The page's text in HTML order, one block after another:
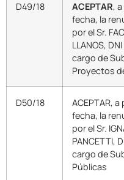
D49/18 ACEPTAR,
fecha, la
por el Sr.
LLANOS,
cargo de
Proyectos
D50/18
ACEPTAR,
fecha, la
por el Sr.
PANCETTI,
cargo de
Públicas